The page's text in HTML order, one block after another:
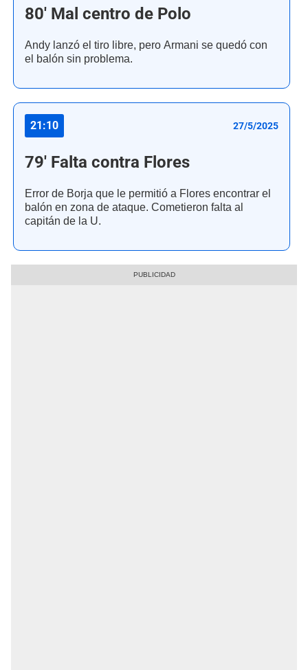
80' Mal centro de Polo
Andy lanzó el tiro libre, pero Armani se quedó con
el balón sin problema.
21:10 27/5/2025
79' Falta contra Flores
Error de Borja que le permitió a Flores encontrar el
balón en zona de ataque. Cometieron falta al
capitán de la U.